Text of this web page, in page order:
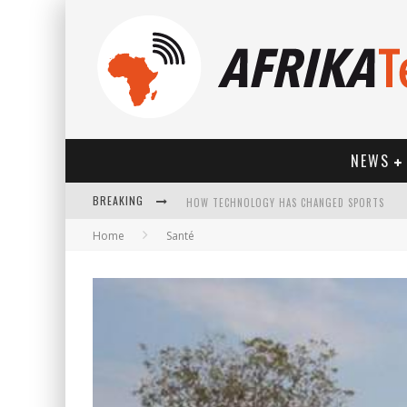
NEWS
BREAKING HOW TECHNOLOGY HAS CHANGED SPORTS
Home Santé